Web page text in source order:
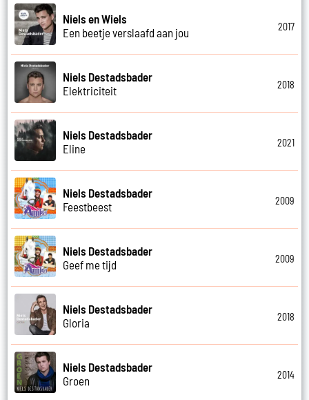
Niels en Wiels
Een beetje verslaafd aan jou
2017
Niels Destadsbader
Elektriciteit
2018
Niels Destadsbader
Eline
2021
Niels Destadsbader
Feestbeest
2009
Niels Destadsbader
Geef me tijd
2009
Niels Destadsbader
Gloria
2018
Niels Destadsbader
Groen
2014